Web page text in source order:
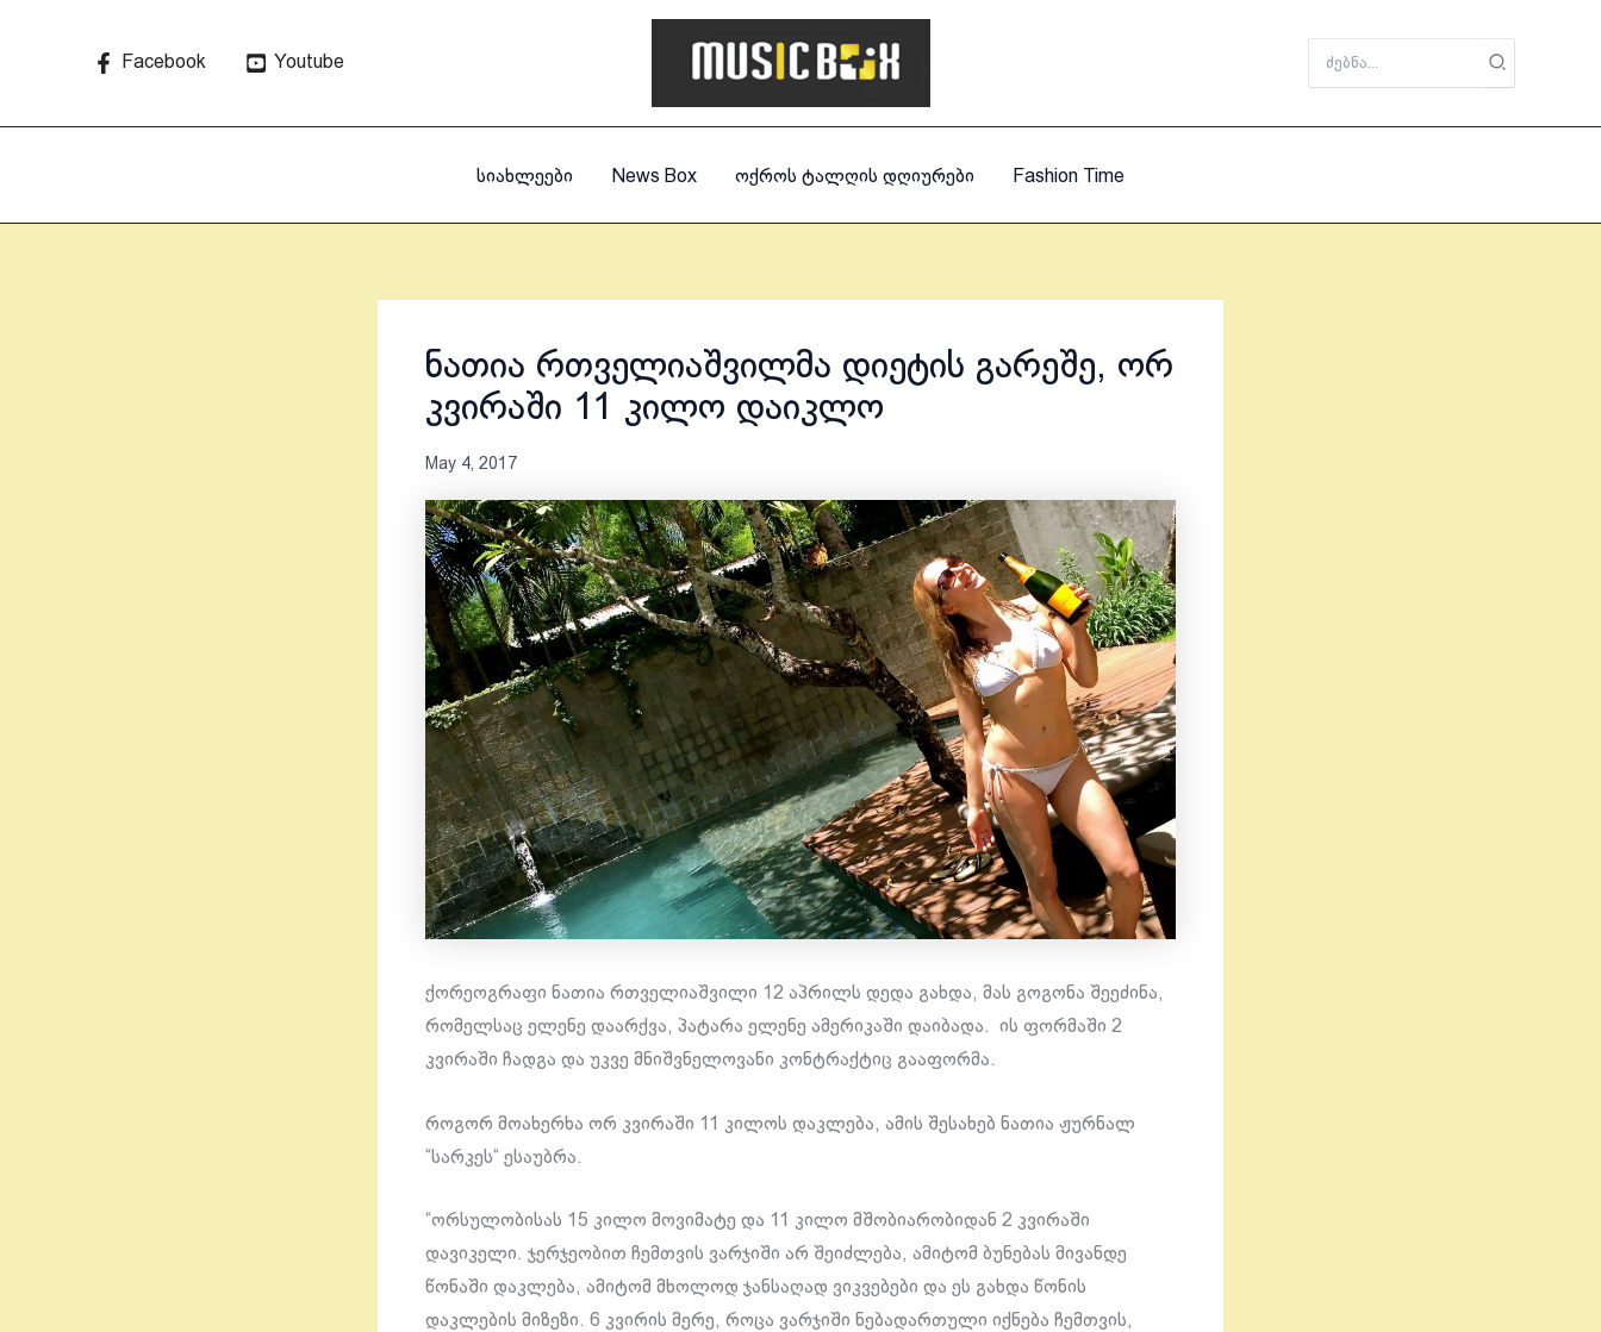
Facebook Youtube
for:
სიახლეები News Box ოქროს ტალღის დღიურები Fashion Time
ნათია რთველიაშვილმა დიეტის გარეშე, ორ
კვირაში 11 კილო დაიკლო
May 4, 2017
ქორეოგრაფი ნათია რთველიაშვილი 12 აპრილს დედა გახდა, მას გოგონა შეეძინა,
რომელსაც ელენე დაარქვა, პატარა ელენე ამერიკაში დაიბადა. ის ფორმაში 2
კვირაში ჩადგა და უკვე მნიშვნელოვანი კონტრაქტიც გააფორმა.
როგორ მოახერხა ორ კვირაში 11 კილოს დაკლება, ამის შესახებ ნათია ჟურნალ
“სარკეს“ ესაუბრა.
“ორსულობისას 15 კილო მოვიმატე და 11 კილო მშობიარობიდან 2 კვირაში
დავიკელი. ჯერჯეობით ჩემთვის ვარჯიში არ შეიძლება, ამიტომ ბუნებას მივანდე
წონაში დაკლება, ამიტომ მხოლოდ ჯანსაღად ვიკვებები და ეს გახდა წონის
დაკლების მიზეზი. 6 კვირის მერე, როცა ვარჯიში ნებადართული იქნება ჩემთვის,